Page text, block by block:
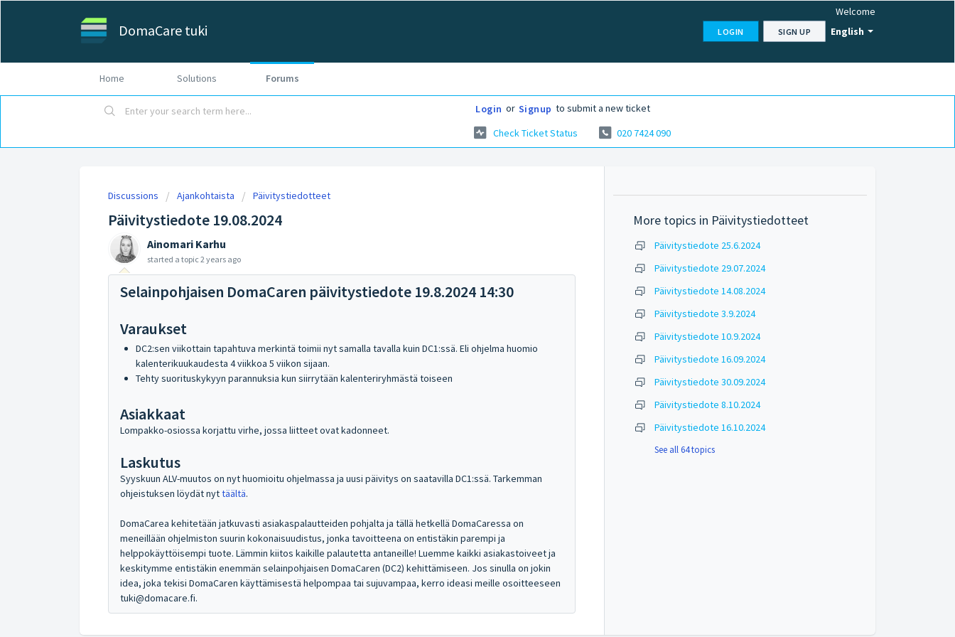
DomaCare tuki English
Welcome
LOGIN SIGN UP
Home Solutions Forums
Login or Signup to submit a new ticket
Check Ticket Status
020 7424 090
Discussions Ajankohtaista Päivitystiedotteet
Päivitystiedote 19.08.2024
Ainomari Karhu
started a topic2 years ago
Selainpohjaisen DomaCaren päivitystiedote 19.8.2024 14:30
Varaukset
DC2:sen viikottain tapahtuva merkintä toimii nyt samalla tavalla kuin DC1:ssä. Eli ohjelma huomio
kalenterikuukaudesta 4 viikkoa 5 viikon sijaan.
Tehty suorituskykyyn parannuksia kun siirrytään kalenteriryhmästä toiseen
Asiakkaat
Lompakko-osiossa korjattu virhe, jossa liitteet ovat kadonneet.
Laskutus
Syyskuun ALV-muutos on nyt huomioitu ohjelmassa ja uusi päivitys on saatavilla DC1:ssä. Tarkemman
ohjeistuksen löydät nyttäältä.
DomaCarea kehitetään jatkuvasti asiakaspalautteiden pohjalta ja tällä hetkellä DomaCaressa on
meneillään ohjelmiston suurin kokonaisuudistus, jonka tavoitteena on entistäkin parempi ja
helppokäyttöisempi tuote. Lämmin kiitos kaikille palautetta antaneille! Luemme kaikki asiakastoiveet ja
keskitymme entistäkin enemmän selainpohjaisen DomaCaren (DC2) kehittämiseen. Jos sinulla on jokin
idea, joka tekisi DomaCaren käyttämisestä helpompaa tai sujuvampaa, kerro ideasi meille osoitteeseen
tuki@domacare.fi.
More topics in Päivitystiedotteet
Päivitystiedote 25.6.2024
Päivitystiedote 29.07.2024
Päivitystiedote 14.08.2024
Päivitystiedote 3.9.2024
Päivitystiedote 10.9.2024
Päivitystiedote 16.09.2024
Päivitystiedote 30.09.2024
Päivitystiedote 8.10.2024
Päivitystiedote 16.10.2024
See all 64 topics